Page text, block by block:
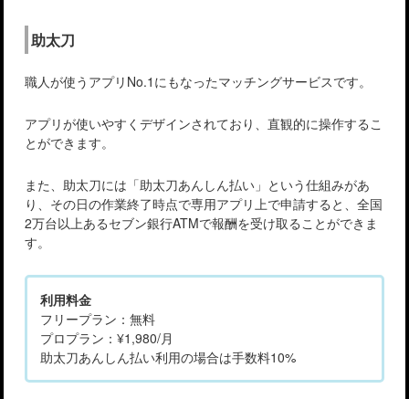
助太刀
職人が使うアプリNo.1にもなったマッチングサービスです。
アプリが使いやすくデザインされており、直観的に操作するこ
とができます。
また、助太刀には「助太刀あんしん払い」という仕組みがあ
り、その日の作業終了時点で専用アプリ上で申請すると、全国
2万台以上あるセブン銀行ATMで報酬を受け取ることができま
す。
利用料金
フリープラン：無料
プロプラン：¥1,980/月
助太刀あんしん払い利用の場合は手数料10%